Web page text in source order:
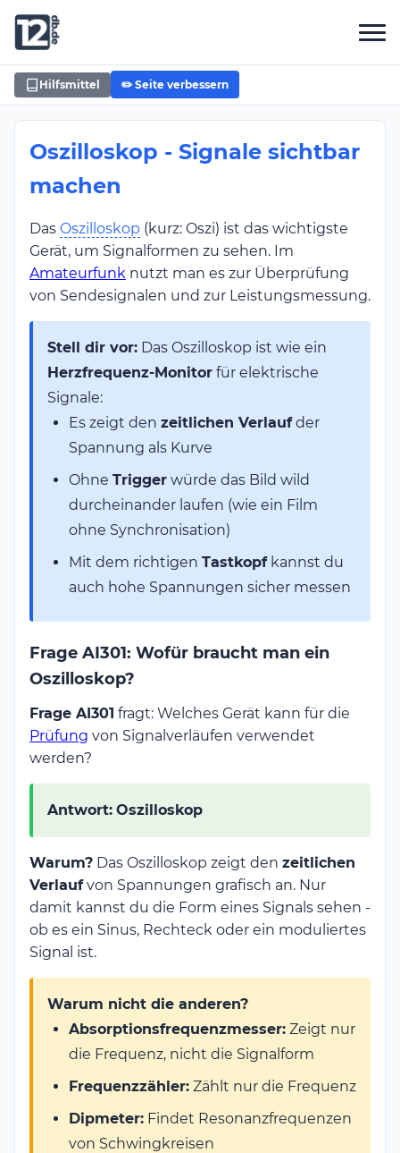
Hilfsmittel ✏️ Seite verbessern
Oszilloskop - Signale sichtbar
machen
Das Oszilloskop (kurz: Oszi) ist das wichtigste
Gerät, um Signalformen zu sehen. Im
Amateurfunk nutzt man es zur Überprüfung
von Sendesignalen und zur Leistungsmessung.
Stell dir vor: Das Oszilloskop ist wie ein
Herzfrequenz-Monitor für elektrische
Signale:
Es zeigt den zeitlichen Verlaufder
Spannung als Kurve
Ohne Trigger würde das Bild wild
durcheinander laufen (wie ein Film
ohne Synchronisation)
Mit dem richtigen Tastkopfkannst du
auch hohe Spannungen sicher messen
Frage AI301: Wofür braucht man ein
Oszilloskop?
Frage AI301 fragt: Welches Gerät kann für die
Prüfung von Signalverläufen verwendet
werden?
Antwort: Oszilloskop
Warum? Das Oszilloskop zeigt den zeitlichen
Verlaufvon Spannungen grafisch an. Nur
damit kannst du die Form eines Signals sehen -
ob es ein Sinus, Rechteck oder ein moduliertes
Signal ist.
Warum nicht die anderen?
Absorptionsfrequenzmesser: Zeigt nur
die Frequenz, nicht die Signalform
Frequenzzähler: Zählt nur die Frequenz
Dipmeter: Findet Resonanzfrequenzen
von Schwingkreisen